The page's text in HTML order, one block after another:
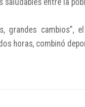
saludables entre la
grandes cambios”,
horas, combinó